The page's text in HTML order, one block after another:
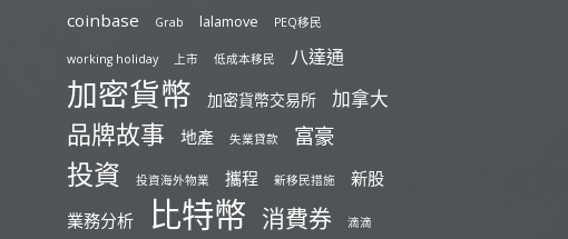
coinbase
Grab lalamove PEQ移民
working holiday 上市 低成本移民 八達通
加密貨幣 加密貨幣交易所 加拿大
品牌故事 地產 失業貸款 富豪
投資 投資海外物業 攜程 新移民措施
新股
業務分析
比特幣 消費券 滴滴